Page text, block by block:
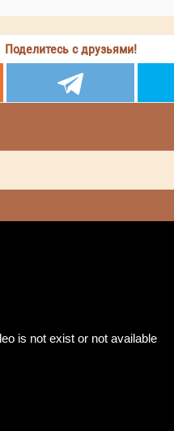
Поделитесь с друзьями!